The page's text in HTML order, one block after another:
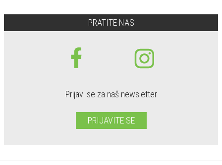
PRATITE NAS
Prijavi se za naš newsletter
PRIJAVITE SE